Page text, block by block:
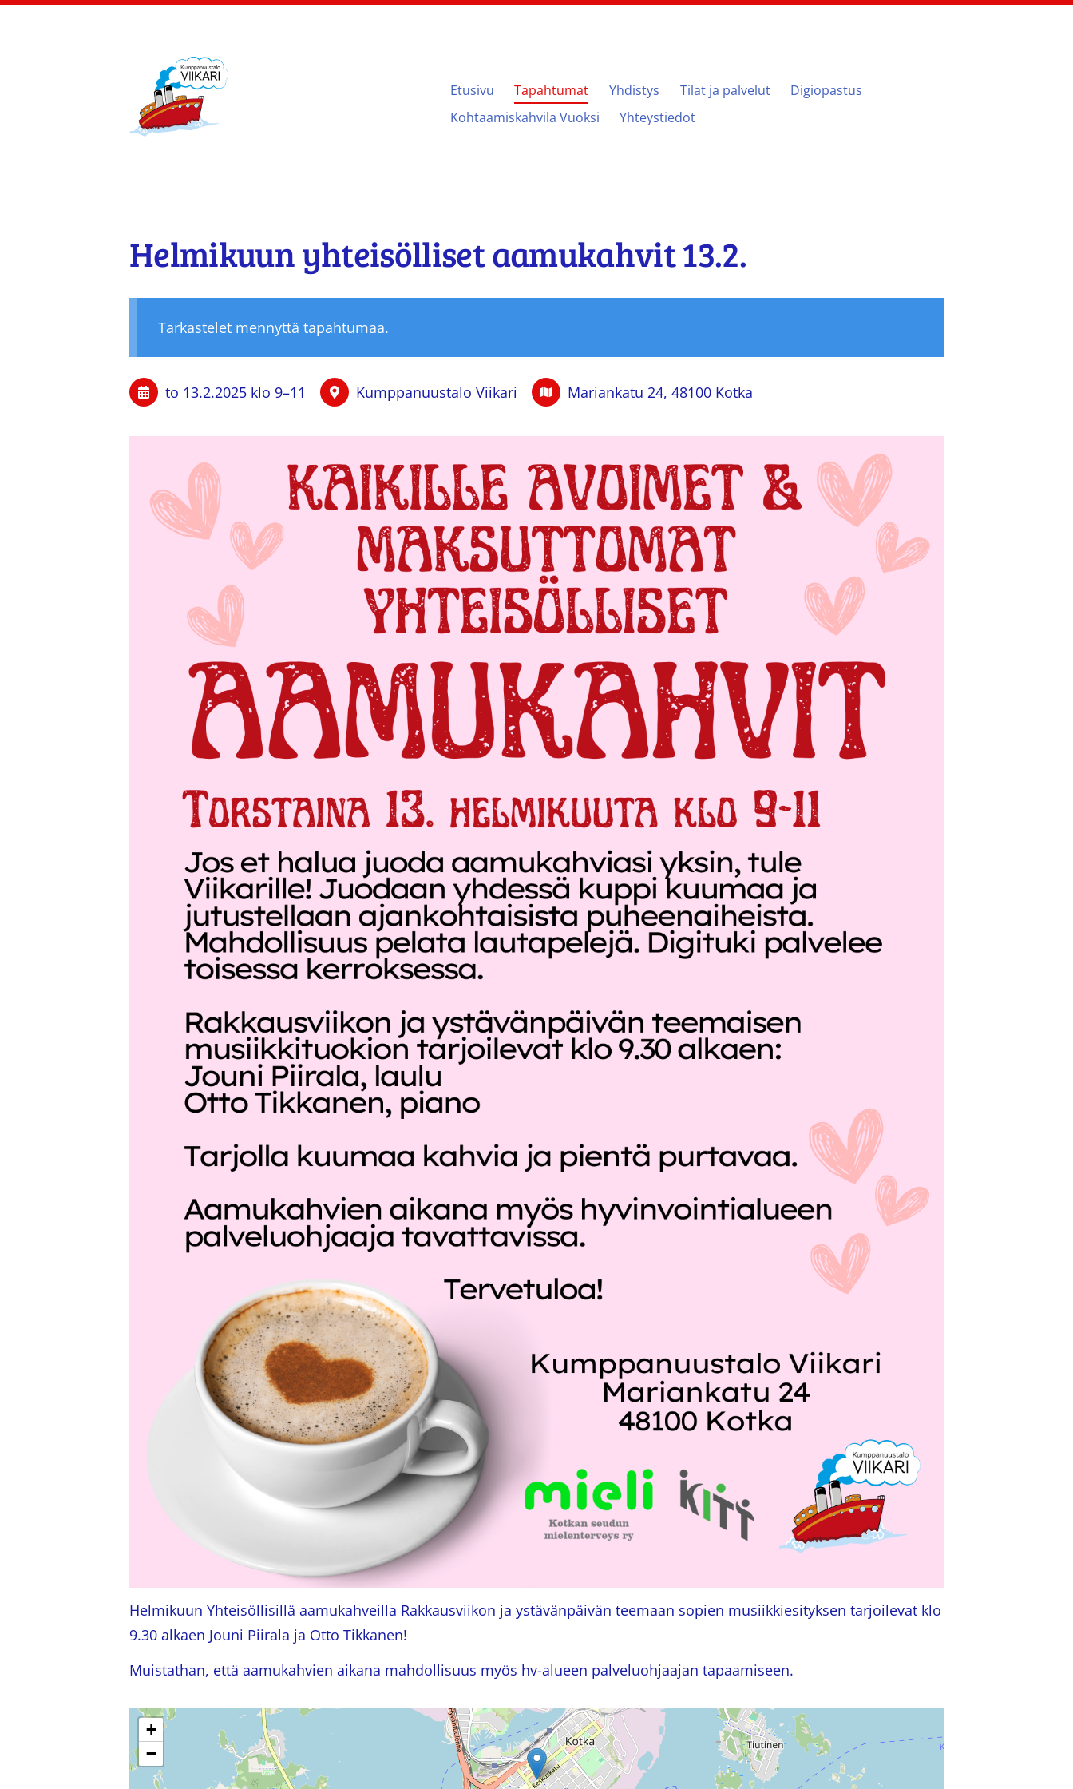
Kumppanuustalo Viikari
Etusivu Tapahtumat Yhdistys Tilat ja palvelut
Digiopastus
Kohtaamiskahvila Vuoksi
Yhteystiedot
Helmikuun yhteisölliset aamukahvit 13.2.
Tarkastelet mennyttä tapahtumaa.
to 13.2.2025 klo 9–11 Kumppanuustalo Viikari Mariankatu 24, 48100 Kotka
Helmikuun Yhteisöllisillä aamukahveilla Rakkausviikon ja ystävänpäivän teemaan sopien musiikkiesityksen tarjoilevat klo
9.30 alkaen Jouni Piirala ja Otto Tikkanen!
Muistathan, että aamukahvien aikana mahdollisuus myös hv-alueen palveluohjaajan tapaamiseen.
+
−